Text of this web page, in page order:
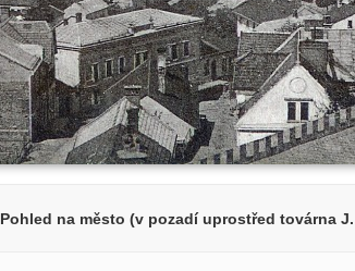
Pohled na město (v pozadí uprostřed továrna